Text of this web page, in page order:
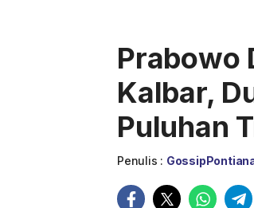
Prabowo
Kalbar,
Puluhan
Penulis :